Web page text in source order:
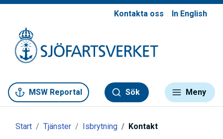
Kontakta oss In English
MSW Reportal Sök Meny
Start Tjänster Isbrytning Kontakt